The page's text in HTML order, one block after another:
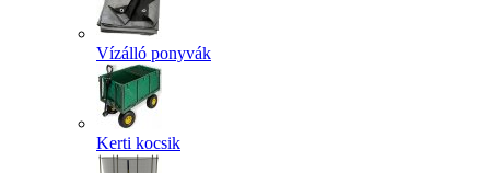
Vízálló ponyvák
Kerti kocsik